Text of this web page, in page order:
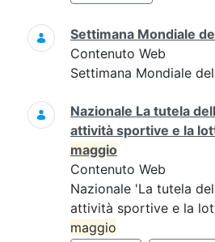
Settimana Mondiale
Contenuto Web
Settimana Mondiale
Nazionale La tutela
attività sportive e la
maggio
Contenuto Web
Nazionale 'La tutela
attività sportive e la
maggio